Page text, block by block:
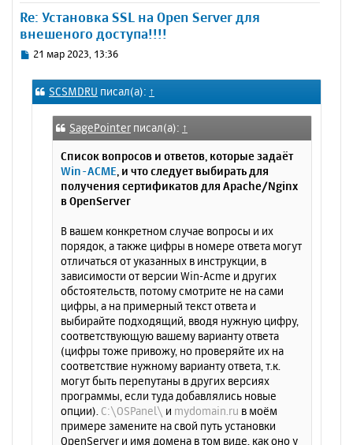
Re: Установка SSL на Open Server для
внешеного доступа!!!!
С
о
б
21 мар 2023, 13:36
SCSMDRU писал(а): ↑
SagePointer писал(а): ↑
Список вопросов и ответов, которые задаёт
Win-ACME , и что следует выбирать для
получения сертификатов для Apache/Nginx
в OpenServer
В вашем конкретном случае вопросы и их
порядок, а также цифры в номере ответа могут
отличаться от указанных в инструкции, в
зависимости от версии Win-Acme и других
обстоятельств, потому смотрите не на сами
цифры, а на примерный текст ответа и
выбирайте подходящий, вводя нужную цифру,
соответствующую вашему варианту ответа
(цифры тоже привожу, но проверяйте их на
соответствие нужному варианту ответа, т.к.
могут быть перепутаны в других версиях
программы, если туда добавлялись новые
опции). C:\OSPanel\ и mydomain.ru в моём
примере замените на свой путь установки
OpenServer и имя домена в том виде, как оно у